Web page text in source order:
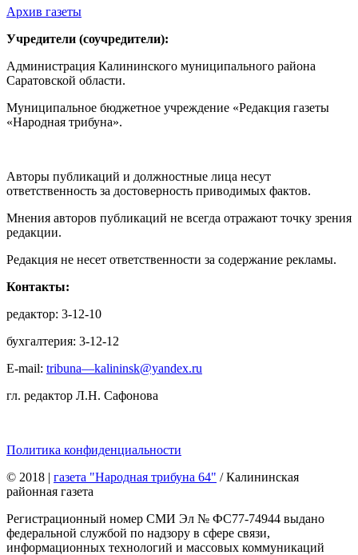
Архив газеты
Учредители (соучредители):
Администрация Калининского муниципального района
Саратовской области.
Муниципальное бюджетное учреждение «Редакция газеты
«Народная трибуна».
Авторы публикаций и должностные лица несут
ответственность за достоверность приводимых фактов.
Мнения авторов публикаций не всегда отражают точку зрения
редакции.
Редакция не несет ответственности за содержание рекламы.
Контакты:
редактор: 3-12-10
бухгалтерия: 3-12-12
E-mail: tribuna—kalininsk@yandex.ru
гл. редактор Л.Н. Сафонова
Политика конфиденциальности
© 2018 | газета "Народная трибуна 64" / Калининская
районная газета
Регистрационный номер СМИ Эл № ФС77-74944 выдано
федеральной службой по надзору в сфере связи,
информационных технологий и массовых коммуникаций